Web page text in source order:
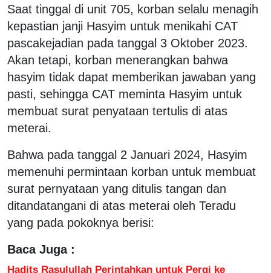
Saat tinggal di unit 705, korban selalu menagih
kepastian janji Hasyim untuk menikahi CAT
pascakejadian pada tanggal 3 Oktober 2023.
Akan tetapi, korban menerangkan bahwa
hasyim tidak dapat memberikan jawaban yang
pasti, sehingga CAT meminta Hasyim untuk
membuat surat penyataan tertulis di atas
meterai.
Bahwa pada tanggal 2 Januari 2024, Hasyim
memenuhi permintaan korban untuk membuat
surat pernyataan yang ditulis tangan dan
ditandatangani di atas meterai oleh Teradu
yang pada pokoknya berisi:
Baca Juga :
Hadits Rasulullah Perintahkan untuk Pergi ke